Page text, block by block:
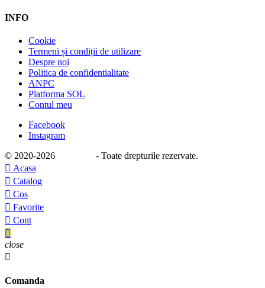
INFO
Cookie
Termeni și condiții de utilizare
Despre noi
Politica de confidentialitate
ANPC
Platforma SOL
Contul meu
Facebook
Instagram
© 2020-2026
- Toate drepturile rezervate.
 Acasa
 Catalog
 Cos
 Favorite
 Cont

close

Comanda